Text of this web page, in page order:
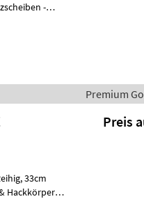
-
Premium
Preis